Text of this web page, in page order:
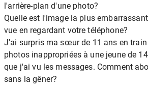
l'arrière-plan d'une photo?
Quelle est l'image la plus
vue en regardant votre téléphone?
J'ai surpris ma sœur de 11 ans en train
photos inappropriées à une jeune de
que j'ai vu les messages. Comment
sans la gêner?